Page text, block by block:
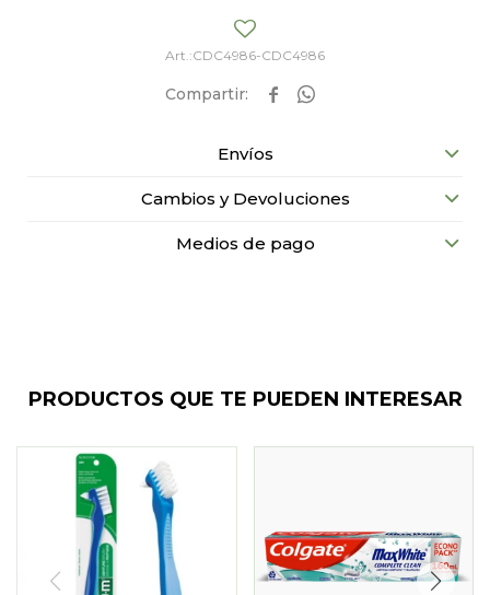
CDC4986-CDC4986
 
Envíos
Cambios y Devoluciones
Medios de pago
PRODUCTOS QUE TE PUEDEN INTERESAR